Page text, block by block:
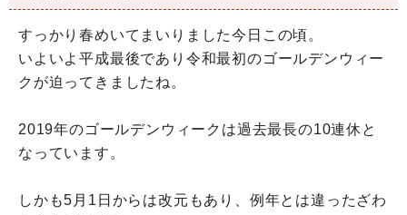
すっかり春めいてまいりました今日この頃。
いよいよ平成最後であり令和最初のゴールデンウィー
クが迫ってきましたね。
2019年のゴールデンウィークは過去最長の10連休と
なっています。
しかも5月1日からは改元もあり、例年とは違ったざわ